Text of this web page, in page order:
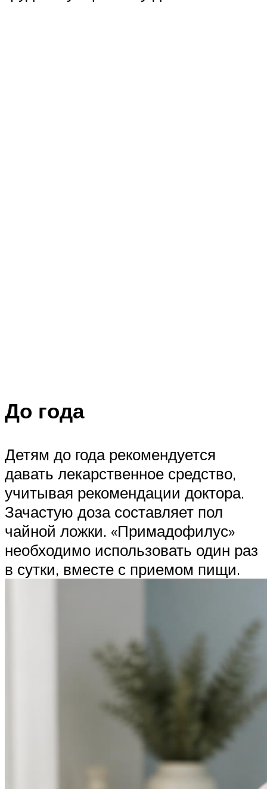
До года
Детям до года рекомендуется
давать лекарственное средство,
учитывая рекомендации доктора.
Зачастую доза составляет пол
чайной ложки. «Примадофилус»
необходимо использовать один раз
в сутки, вместе с приемом пищи.